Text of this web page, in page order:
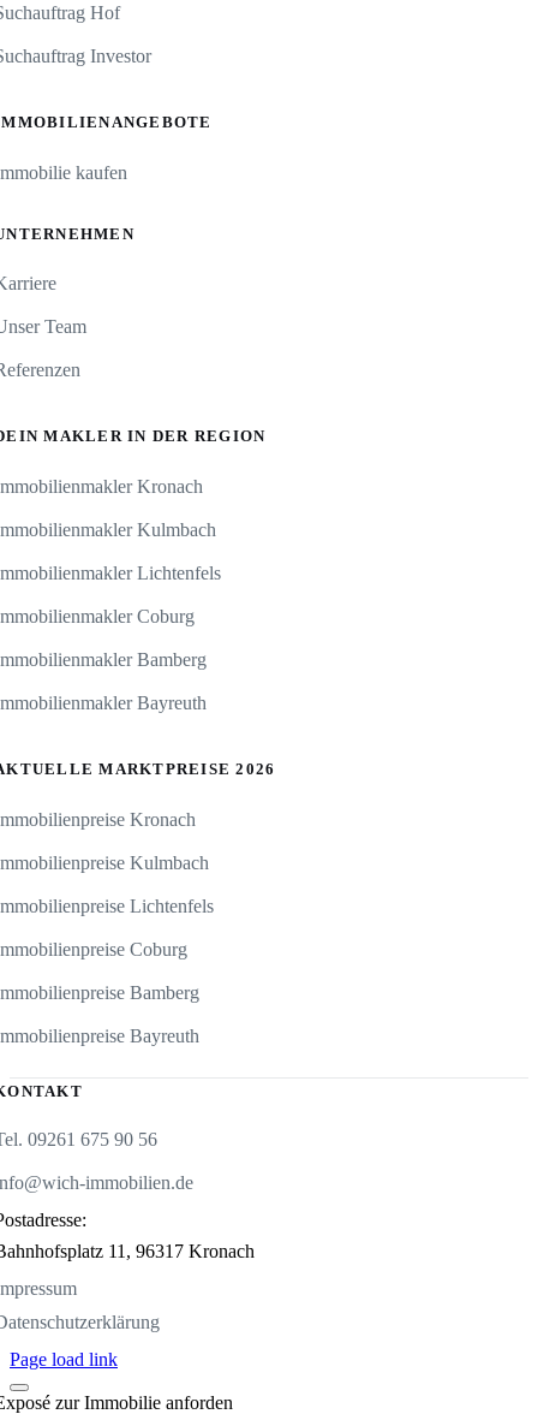
Hof
Investor
kaufen
Team
MAKLER IN DER REGION
Kronach
Kulmbach
Lichtenfels
Coburg
Bamberg
Bayreuth
MARKTPREISE 2026
Kronach
Kulmbach
Lichtenfels
Coburg
Bamberg
Bayreuth
09261 675 90 56
immobilien.de
11,96317 Kronach
Page load link
zur Immobilie anforden